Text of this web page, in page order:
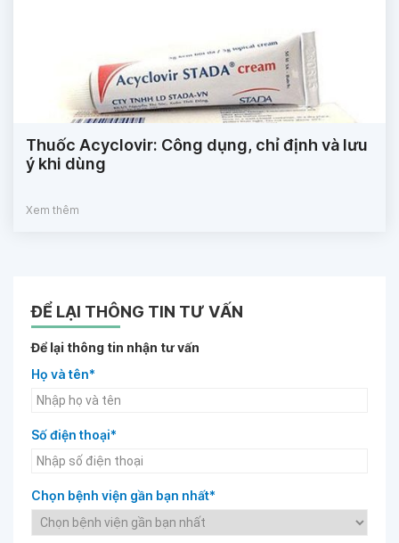
Thuốc Acyclovir: Công dụng, chỉ định và lưu
ý khi dùng
Xem thêm
ĐỂ LẠI THÔNG TIN TƯ VẤN
Để lại thông tin nhận tư vấn
Họ và tên*
Số điện thoại*
Chọn bệnh viện gần bạn nhất*